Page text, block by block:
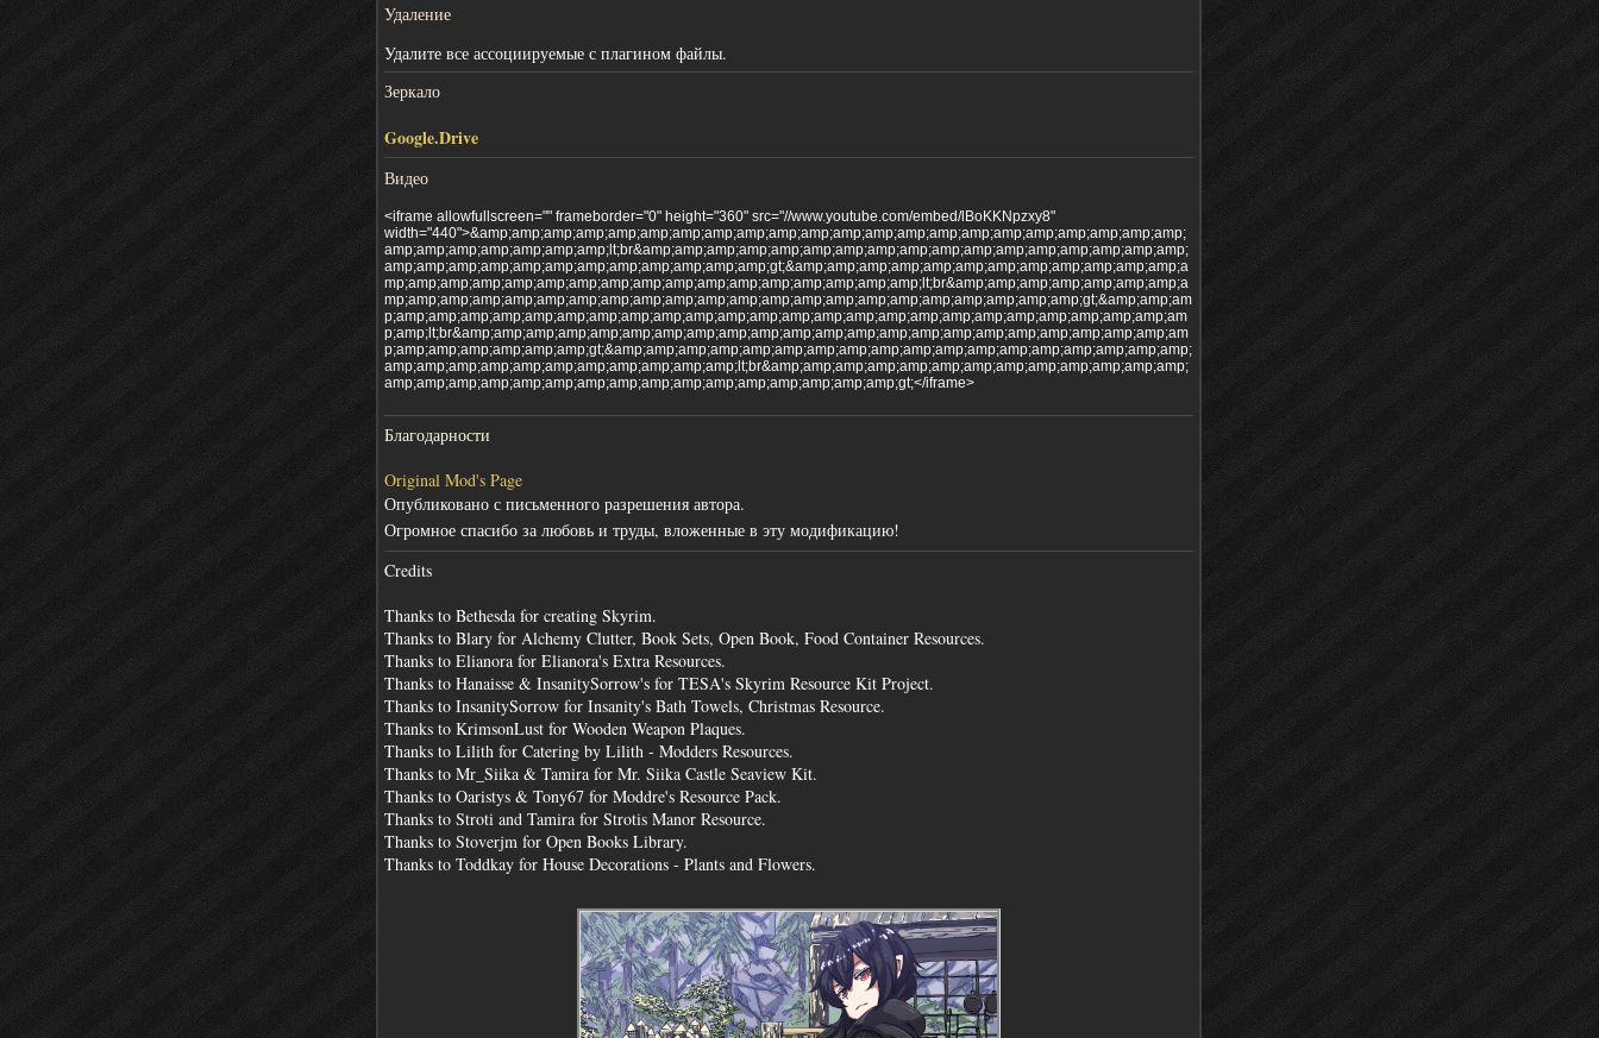
Удаление
Удалите все ассоциируемые с плагином файлы.
Зеркало
Google.Drive
Видео
<iframe allowfullscreen="" frameborder="0" height="360" src="//www.youtube.com/embed/lBoKKNpzxy8"
width="440">&amp;amp;amp;amp;amp;amp;amp;amp;amp;amp;amp;amp;amp;amp;amp;amp;amp;amp;amp;amp;amp;amp;
amp;amp;amp;amp;amp;amp;amp;lt;br&amp;amp;amp;amp;amp;amp;amp;amp;amp;amp;amp;amp;amp;amp;amp;amp;amp;
amp;amp;amp;amp;amp;amp;amp;amp;amp;amp;amp;amp;gt;&amp;amp;amp;amp;amp;amp;amp;amp;amp;amp;amp;amp;a
mp;amp;amp;amp;amp;amp;amp;amp;amp;amp;amp;amp;amp;amp;amp;amp;amp;lt;br&amp;amp;amp;amp;amp;amp;amp;a
mp;amp;amp;amp;amp;amp;amp;amp;amp;amp;amp;amp;amp;amp;amp;amp;amp;amp;amp;amp;amp;amp;gt;&amp;amp;am
p;amp;amp;amp;amp;amp;amp;amp;amp;amp;amp;amp;amp;amp;amp;amp;amp;amp;amp;amp;amp;amp;amp;amp;amp;am
p;amp;lt;br&amp;amp;amp;amp;amp;amp;amp;amp;amp;amp;amp;amp;amp;amp;amp;amp;amp;amp;amp;amp;amp;amp;am
p;amp;amp;amp;amp;amp;amp;gt;&amp;amp;amp;amp;amp;amp;amp;amp;amp;amp;amp;amp;amp;amp;amp;amp;amp;amp;
amp;amp;amp;amp;amp;amp;amp;amp;amp;amp;amp;lt;br&amp;amp;amp;amp;amp;amp;amp;amp;amp;amp;amp;amp;amp;
amp;amp;amp;amp;amp;amp;amp;amp;amp;amp;amp;amp;amp;amp;amp;amp;gt;</iframe>
Благодарности
Original Mod's Page
Опубликовано с письменного разрешения автора.
Огромное спасибо за любовь и труды, вложенные в эту модификацию!
Credits
Thanks to Bethesda for creating Skyrim.
Thanks to Blary for Alchemy Clutter, Book Sets, Open Book, Food Container Resources.
Thanks to Elianora for Elianora's Extra Resources.
Thanks to Hanaisse & InsanitySorrow's for TESA's Skyrim Resource Kit Project.
Thanks to InsanitySorrow for Insanity's Bath Towels, Christmas Resource.
Thanks to KrimsonLust for Wooden Weapon Plaques.
Thanks to Lilith for Catering by Lilith - Modders Resources.
Thanks to Mr_Siika & Tamira for Mr. Siika Castle Seaview Kit.
Thanks to Oaristys & Tony67 for Moddre's Resource Pack.
Thanks to Stroti and Tamira for Strotis Manor Resource.
Thanks to Stoverjm for Open Books Library.
Thanks to Toddkay for House Decorations - Plants and Flowers.